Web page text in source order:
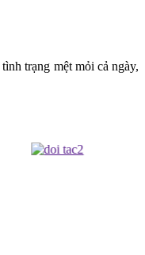
trạng mệt mỏi cả ngày,